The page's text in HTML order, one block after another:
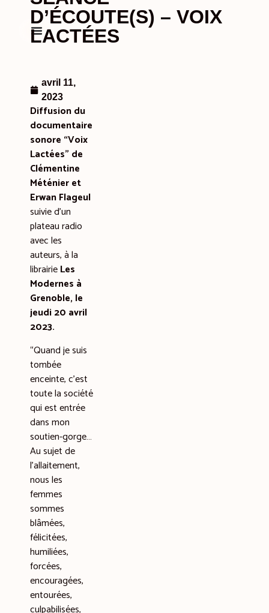
D’ÉCOUTE(S) – VOIX
LACTÉES
avril 11,
2023
Diffusion du
documentaire
sonore “Voix
Lactées” de
Clémentine
Méténier et
Erwan Flageul
suivie d’un
plateau radio
avec les
auteurs, à la
librairieLes
Modernes à
Grenoble, le
jeudi 20 avril
2023.
“Quand je suis
tombée
enceinte, c’est
toute la société
qui est entrée
dans mon
soutien-gorge…
Au sujet de
l’allaitement,
nous les
femmes
sommes
blâmées,
félicitées,
humiliées,
forcées,
encouragées,
entourées,
culpabilisées,